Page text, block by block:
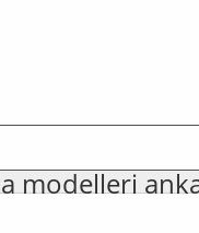
modelleri